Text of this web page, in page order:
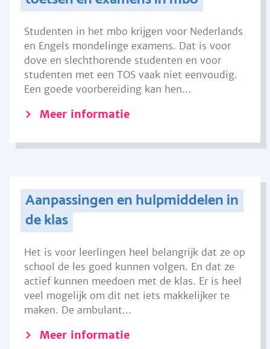
Studenten in het mbo krijgen voor Nederlands
en Engels mondelinge examens. Dat is voor
dove en slechthorende studenten en voor
studenten met een TOS vaak niet eenvoudig.
Een goede voorbereiding kan hen...
Meer informatie
Aanpassingen en hulpmiddelen in
de klas
Het is voor leerlingen heel belangrijk dat ze op
school de les goed kunnen volgen. En dat ze
actief kunnen meedoen met de klas. Er is heel
veel mogelijk om dit net iets makkelijker te
maken. De ambulant...
Meer informatie